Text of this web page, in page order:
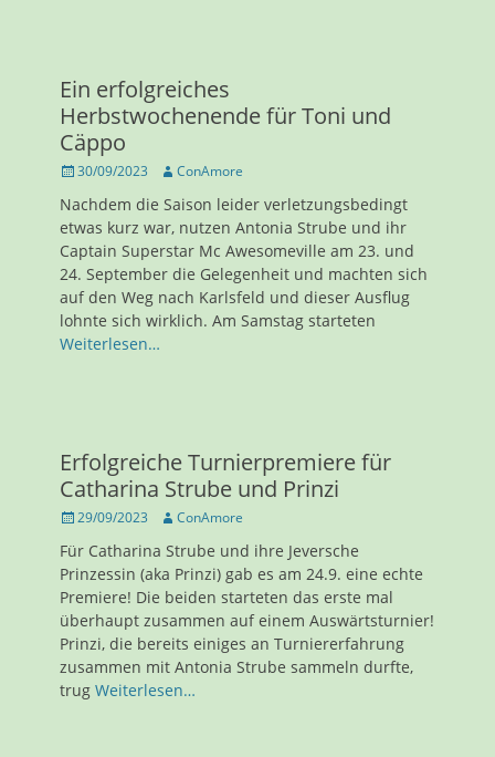
Ein erfolgreiches
Herbstwochenende für Toni und
Cäppo
Veröffentlicht
30/09/2023 AutorConAmore
Nachdem die Saison leider verletzungsbedingt
etwas kurz war, nutzen Antonia Strube und ihr
Captain Superstar Mc Awesomeville am 23. und
24. September die Gelegenheit und machten sich
auf den Weg nach Karlsfeld und dieser Ausflug
lohnte sich wirklich. Am Samstag starteten
Weiterlesen…
Erfolgreiche Turnierpremiere für
Catharina Strube und Prinzi
Veröffentlicht
29/09/2023 AutorConAmore
Für Catharina Strube und ihre Jeversche
Prinzessin (aka Prinzi) gab es am 24.9. eine echte
Premiere! Die beiden starteten das erste mal
überhaupt zusammen auf einem Auswärtsturnier!
Prinzi, die bereits einiges an Turniererfahrung
zusammen mit Antonia Strube sammeln durfte,
trug Weiterlesen…